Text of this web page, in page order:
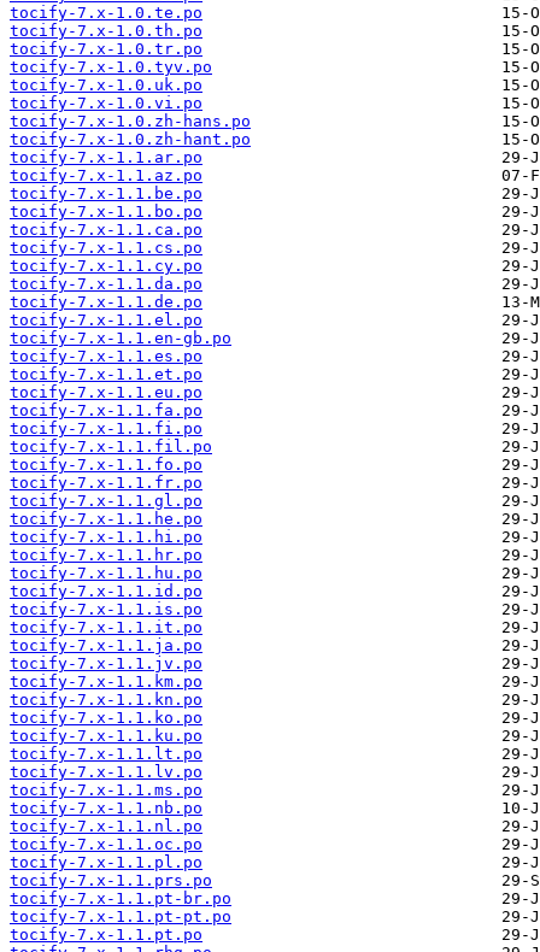
tocify-7.x-1.0.te.po
tocify-7.x-1.0.th.po
tocify-7.x-1.0.tr.po
tocify-7.x-1.0.tyv.po
tocify-7.x-1.0.uk.po
tocify-7.x-1.0.vi.po
tocify-7.x-1.0.zh-hans.po
tocify-7.x-1.0.zh-hant.po
tocify-7.x-1.1.ar.po
tocify-7.x-1.1.az.po
tocify-7.x-1.1.be.po
tocify-7.x-1.1.bo.po
tocify-7.x-1.1.ca.po
tocify-7.x-1.1.cs.po
tocify-7.x-1.1.cy.po
tocify-7.x-1.1.da.po
tocify-7.x-1.1.de.po
tocify-7.x-1.1.el.po
tocify-7.x-1.1.en-gb.po
tocify-7.x-1.1.es.po
tocify-7.x-1.1.et.po
tocify-7.x-1.1.eu.po
tocify-7.x-1.1.fa.po
tocify-7.x-1.1.fi.po
tocify-7.x-1.1.fil.po
tocify-7.x-1.1.fo.po
tocify-7.x-1.1.fr.po
tocify-7.x-1.1.gl.po
tocify-7.x-1.1.he.po
tocify-7.x-1.1.hi.po
tocify-7.x-1.1.hr.po
tocify-7.x-1.1.hu.po
tocify-7.x-1.1.id.po
tocify-7.x-1.1.is.po
tocify-7.x-1.1.it.po
tocify-7.x-1.1.ja.po
tocify-7.x-1.1.jv.po
tocify-7.x-1.1.km.po
tocify-7.x-1.1.kn.po
tocify-7.x-1.1.ko.po
tocify-7.x-1.1.ku.po
tocify-7.x-1.1.lt.po
tocify-7.x-1.1.lv.po
tocify-7.x-1.1.ms.po
tocify-7.x-1.1.nb.po
tocify-7.x-1.1.nl.po
tocify-7.x-1.1.oc.po
tocify-7.x-1.1.pl.po
tocify-7.x-1.1.prs.po
tocify-7.x-1.1.pt-br.po
tocify-7.x-1.1.pt-pt.po
tocify-7.x-1.1.pt.po